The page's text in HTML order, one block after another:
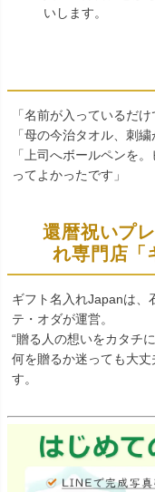
いします。
「名前が入っているだ
「母の今治タオル、刺
「上司へボールペンを
ってよかったです」
還暦祝いプ
れ専門店「
ギフト名入れJapanは、
テ・オダが運営。
“贈る人の想いをカタチ
何を贈るか迷っても大
す。